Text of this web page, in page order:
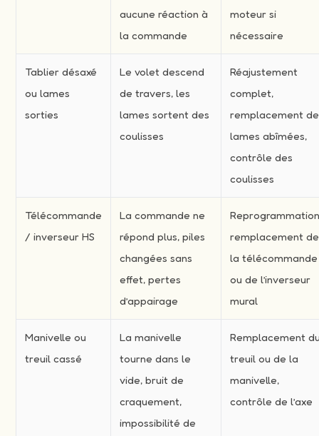
aucune réaction à
la commande
moteur si
nécessaire
Tablier désaxé
ou lames
sorties
Le volet descend
de travers, les
lames sortent des
coulisses
Réajustement
complet,
remplacement de
lames abîmées,
contrôle des
coulisses
Télécommande
/ inverseur HS
La commande ne
répond plus, piles
changées sans
effet, pertes
d’appairage
remplacement de
la télécommande
ou de l’inverseur
mural
Manivelle ou
treuil cassé
La manivelle
tourne dans le
vide, bruit de
craquement,
impossibilité de
Remplacement
treuil ou de la
manivelle,
contrôle de l’axe